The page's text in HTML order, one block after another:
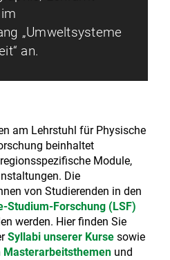
„Umweltsysteme
an.
am Lehrstuhl für Physische
beinhaltet
Module,
Die
von Studierenden in den
Studium-Forschung (LSF)
werden. Hier finden Sie
Syllabi unserer Kurse sowie
Masterarbeitsthemen und